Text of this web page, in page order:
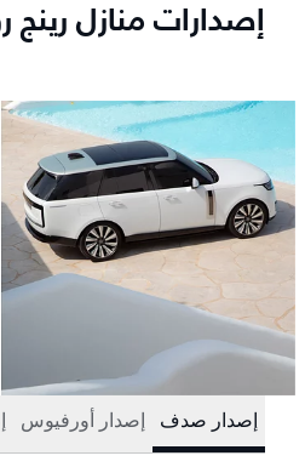
إصدارات منازل رينج
إصدار صدف إصدار أورفيوس